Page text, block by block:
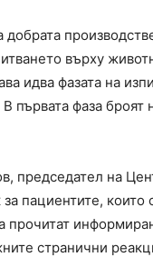
добрата
върху
идва фазата на
първата фаза
председател на
пациентите,
прочитат
странични